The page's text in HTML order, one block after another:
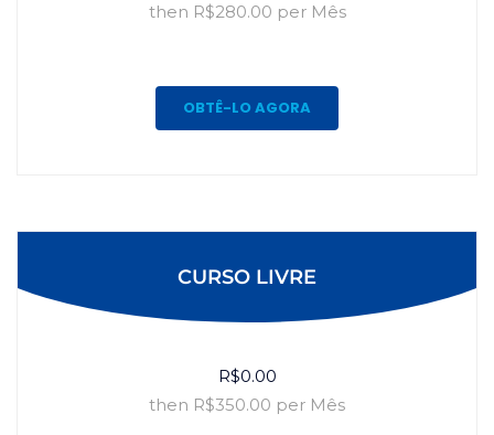
then R$280.00 per Mês
OBTÊ-LO AGORA
CURSO LIVRE
R$0.00
then R$350.00 per Mês